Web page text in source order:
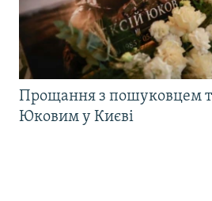
Прощання з пошуковцем
Юковим у Києві